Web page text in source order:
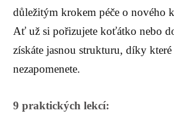
důležitým krokem péče o nového
Ať už si pořizujete koťátko nebo
získáte jasnou strukturu, díky
nezapomenete.
9 praktických lekcí: